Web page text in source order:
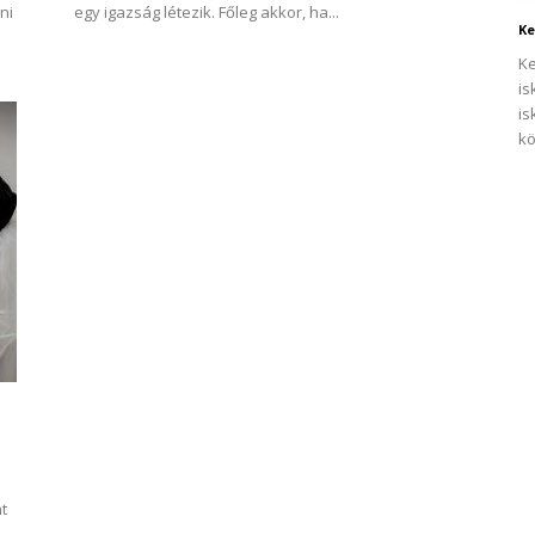
egy igazság létezik. Főleg akkor, ha...